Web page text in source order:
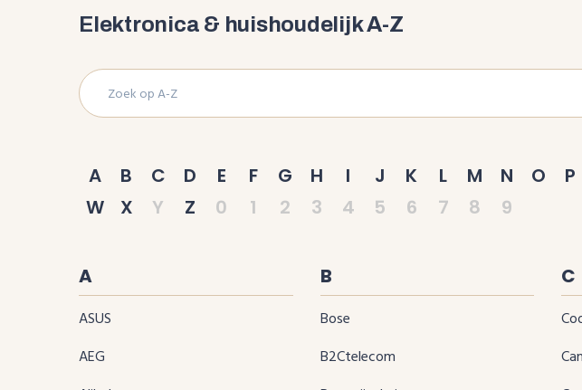
Elektronica & huishoudelijk A-Z
A B C D E F G H I J K L M N O P
W
X Y Z 0 1 2 3 4 5 6 7 8 9
A
ASUS
AEG
B
Bose
B2Ctelecom
C